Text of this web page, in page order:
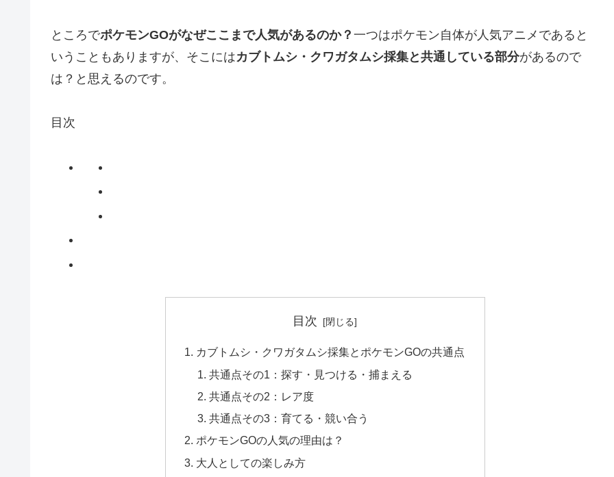
ところでポケモンGOがなぜここまで人気があるのか？ 一つはポケモン自体が人気アニメであると
いうこともありますが、そこにはカブトムシ・クワガタムシ採集と共通している部分があるので
は？と思えるのです。
目次
目次
カブトムシ・クワガタムシ採集とポケモンGOの共通点
共通点その1：探す・見つける・捕まえる
共通点その2：レア度
共通点その3：育てる・競い合う
ポケモンGOの人気の理由は？
大人としての楽しみ方